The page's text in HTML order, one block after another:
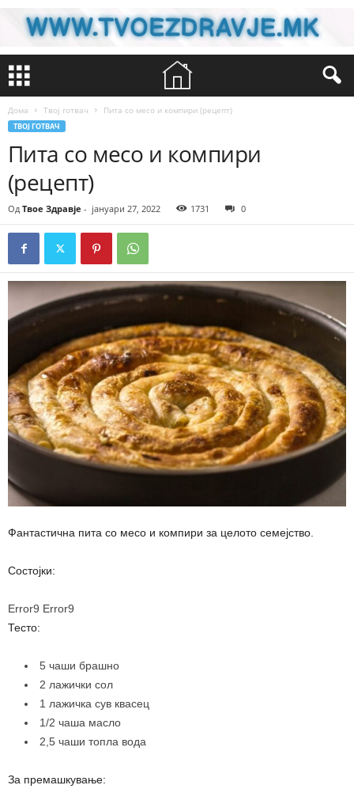
Дома Твој готвач Пита со месо и компири (рецепт)
ТВОЈ ГОТВАЧ
Пита со месо и компири
(рецепт)
Од Твое Здравје - јануари 27, 2022 1731 0
Фантастична пита со месо и компири за целото семејство.
Состојки:
Error9 Error9
Тесто:
5 чаши брашно
2 лажички сол
1 лажичка сув квасец
1/2 чаша масло
2,5 чаши топла вода
За премашкување: